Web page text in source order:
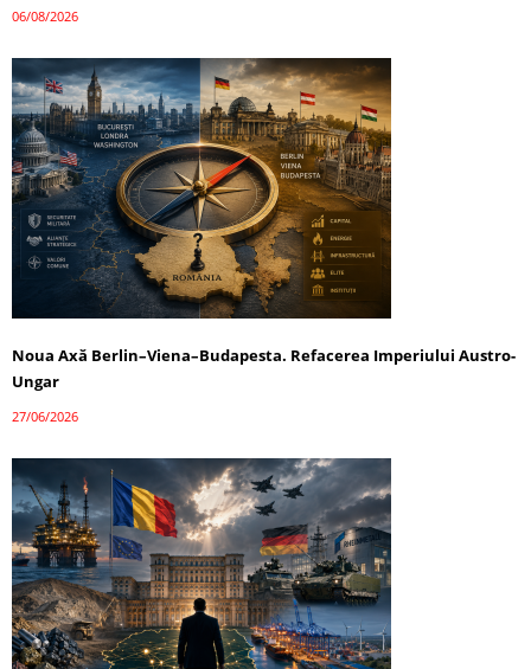
06/08/2026
Noua Axă Berlin–Viena–Budapesta. Refacerea Imperiului Austro-
Ungar
27/06/2026